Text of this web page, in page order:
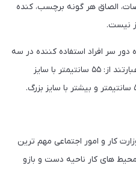
الصاق هر گونه برچسب، کنده
نیست.
دور سر افراد استفاده کننده در سه
اندازه استاندارد ساخته می شود که عبارتند از: ۵۵ سانتیمتر با سایز
کار و امور اجتماعی مهم ترین
های کار ناحیه دست و بازو